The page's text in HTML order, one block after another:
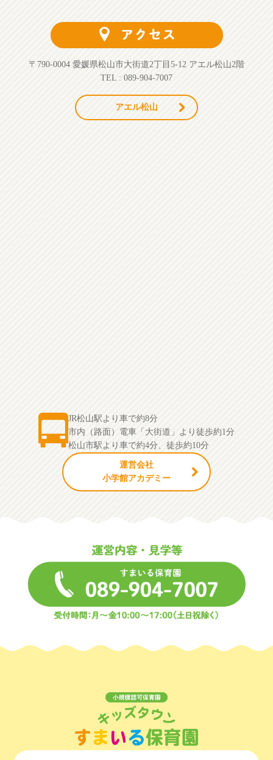
〒790-0004 愛媛県松山市大街道2丁目5-12 アエル松山2階
TEL : 089-904-7007
アエル松山
JR松山駅より車で約8分
市内（路面）電車「大街道」より徒歩約1分
松山市駅より車で約4分、徒歩約10分
運営会社
小学館アカデミー